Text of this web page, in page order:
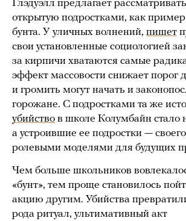
Глэдуэлл предлагает
открытую подростками, как
бунта. У уличных волнений, пишет
свои установленные социологией
за кирпичи хватаются самые
эффект массовости снижает порог
и громить могут начать и
горожане. С подростками та же
убийство в школе Колумбайн стало
а устроившие ее подростки —
ролевыми моделями для будущих
Чем больше школьников
«бунт», тем проще становилось
акцию другим. Убийства
рода ритуал, ультимативный акт